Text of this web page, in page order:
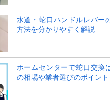
水道・蛇口ハンドルレバー
方法を分かりやすく解説
ホームセンターで蛇口交換
の相場や業者選びのポイント